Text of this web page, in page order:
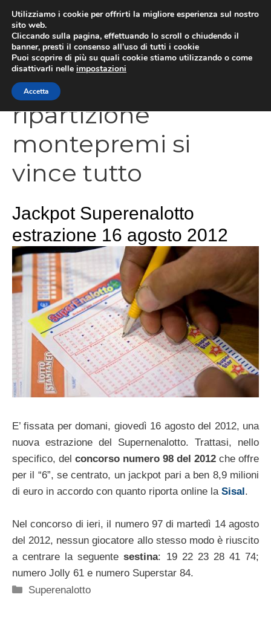
contenuto
ripartizione
montepremi si
vince tutto
Jackpot Superenalotto
estrazione 16 agosto 2012
E’ fissata per domani, giovedì 16 agosto del 2012, una
nuova estrazione del Supernenalotto. Trattasi, nello
specifico, del concorso numero 98 del 2012 che offre
per il “6”, se centrato, un jackpot pari a ben 8,9 milioni
di euro in accordo con quanto riporta online la Sisal.
Nel concorso di ieri, il numero 97 di martedì 14 agosto
del 2012, nessun giocatore allo stesso modo è riuscito
a centrare la seguentesestina: 19 22 23 28 41 74;
numero Jolly 61 e numero Superstar 84.
Categorie
Superenalotto
Utilizziamo i cookie per offrirti la migliore esperienza sul nostro
sito web.
Cliccando sulla pagina, effettuando lo scroll o chiudendo il
banner, presti il consenso all’uso di tutti i cookie
Puoi scoprire di più su quali cookie stiamo utilizzando o come
disattivarli nelle impostazioni
Accetta